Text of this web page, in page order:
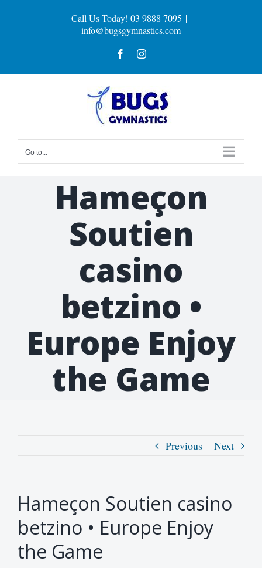
Call Us Today! 03 9888 7095 |
info@bugsgymnastics.com
FacebookInstagram
Go to...
Hameçon
Soutien
casino
betzino •
Europe Enjoy
the Game
Previous Next
Hameçon Soutien casino
betzino • Europe Enjoy
the Game